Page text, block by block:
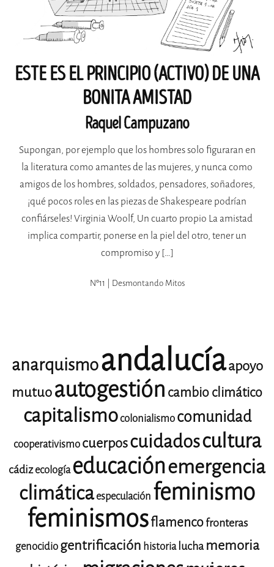
ESTE ES EL PRINCIPIO (ACTIVO) DE UNA
BONITA AMISTAD
Raquel Campuzano
Supongan, por ejemplo que los hombres solo figuraran en
la literatura como amantes de las mujeres, y nunca como
amigos de los hombres, soldados, pensadores, soñadores,
¡qué pocos roles en las piezas de Shakespeare podrían
confiárseles! Virginia Woolf, Un cuarto propio La amistad
implica compartir, ponerse en la piel del otro, tener un
compromiso y […]
Nº11 | Desmontando Mitos
anarquismoandalucíaapoyo
mutuoautogestión cambio climático
capitalismocolonialismocomunidad
cooperativismocuerposcuidadoscultura
cádizecología educaciónemergencia
climáticaespeculación feminismo
feminismosflamencofronteras
genocidiogentrificación historialucha memoria